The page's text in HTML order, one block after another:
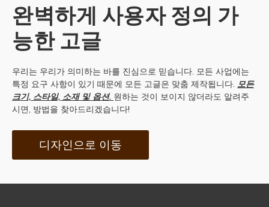
완벽하게 사용자 정의 가
능한 고글
우리는 우리가 의미하는 바를 진심으로 믿습니다. 모든 사업에는
특정 요구 사항이 있기 때문에 모든 고글은 맞춤 제작됩니다. 모든
크기, 스타일, 소재 및 옵션. 원하는 것이 보이지 않더라도 알려주
시면, 방법을 찾아드리겠습니다!
디자인으로 이동